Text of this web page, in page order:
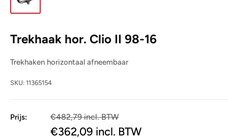
Trekhaak hor. Clio II 98-16
Trekhaken horizontaal afneembaar
SKU: 11365154
Prijs: €482,79 incl. BTW
€362,09 incl. BTW